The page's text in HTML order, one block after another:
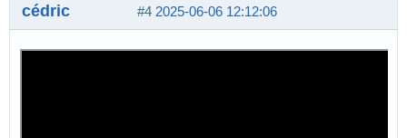
#4 2025-06-06 12:12:06
cédric